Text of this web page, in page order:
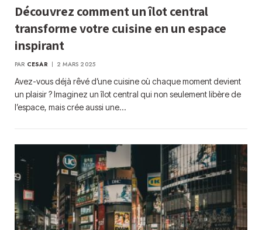
Découvrez comment un îlot central
transforme votre cuisine en un espace
inspirant
PAR CESAR 2 MARS 2025
Avez-vous déjà rêvé d’une cuisine où chaque moment devient
un plaisir ? Imaginez un îlot central qui non seulement libère de
l’espace, mais crée aussi une…